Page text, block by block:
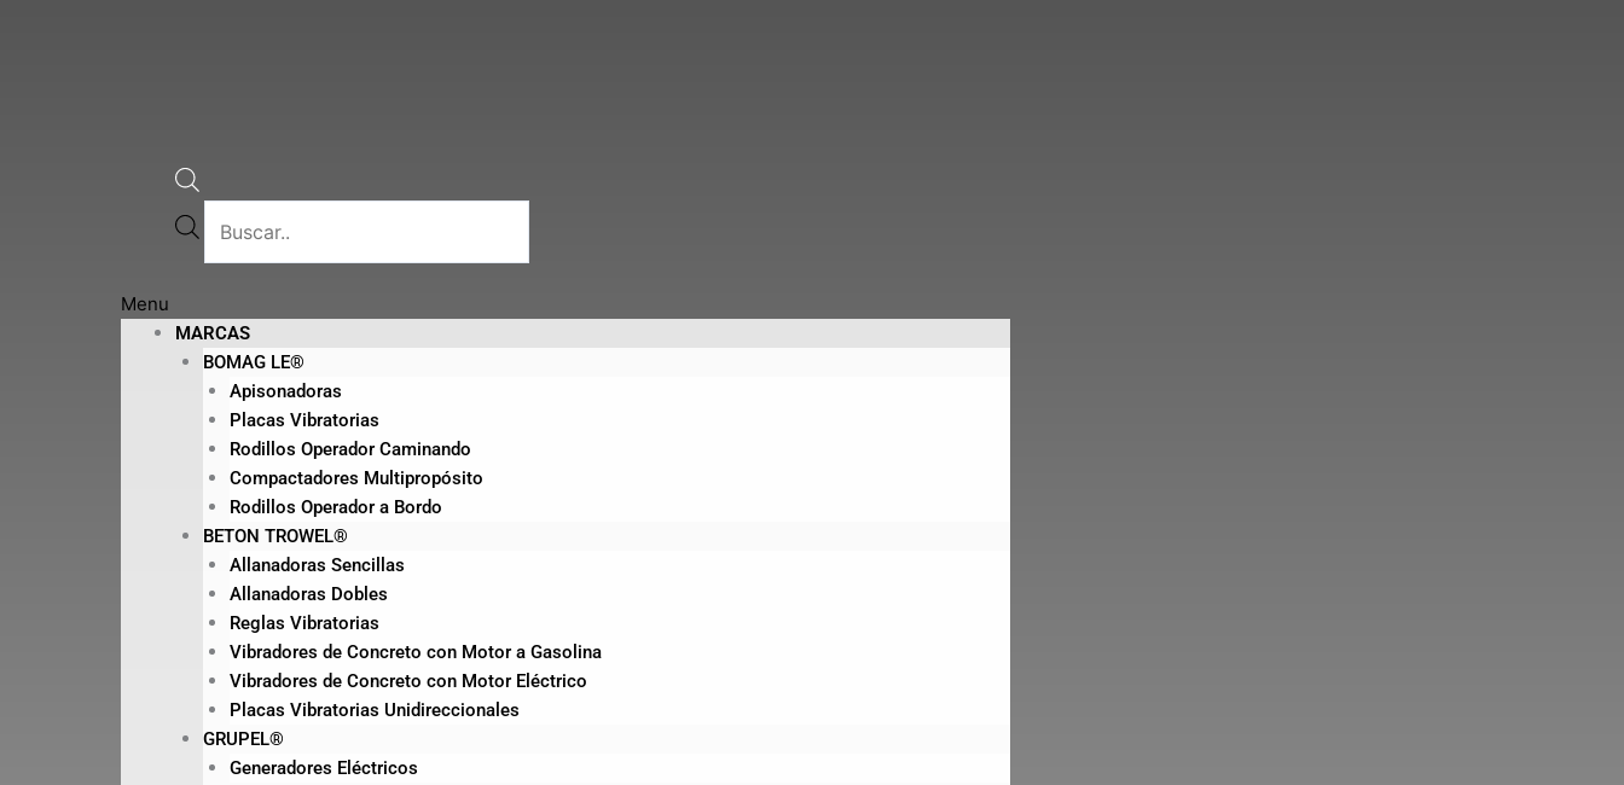
Menu
MARCAS
BOMAG LE®
Apisonadoras
Placas Vibratorias
Rodillos Operador Caminando
Compactadores Multipropósito
Rodillos Operador a Bordo
BETON TROWEL®
Allanadoras Sencillas
Allanadoras Dobles
Reglas Vibratorias
Vibradores de Concreto con Motor a Gasolina
Vibradores de Concreto con Motor Eléctrico
Placas Vibratorias Unidireccionales
GRUPEL®
Generadores Eléctricos